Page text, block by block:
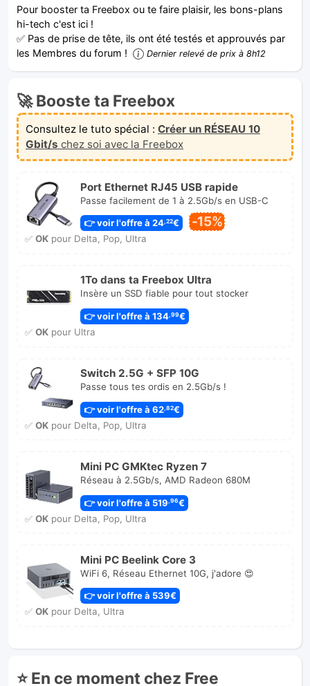
Pour booster ta Freebox ou te faire plaisir, les bons-plans
hi-tech c'est ici !
✅ Pas de prise de tête, ils ont été testés et approuvés par
les Membres du forum !
Dernier relevé de prix à 8h12
🚀 Booste ta Freebox
Consultez le tuto spécial : Créer un RÉSEAU 10
Gbit/s chez soi avec la Freebox
Port Ethernet RJ45 USB rapide
Passe facilement de 1 à 2.5Gb/s en USB-C
👉 voir l'offre à 24 ,22€ -15%
✅ OKpour Delta, Pop, Ultra
1To dans ta Freebox Ultra
Insère un SSD fiable pour tout stocker
👉 voir l'offre à 134 ,99€
✅ OKpour Ultra
Switch 2.5G + SFP 10G
Passe tous tes ordis en 2.5Gb/s !
👉 voir l'offre à 62,82€
✅ OKpour Delta, Pop, Ultra
Mini PC GMKtec Ryzen 7
Réseau à 2.5Gb/s, AMD Radeon 680M
👉 voir l'offre à 519,96€
✅ OKpour Delta, Pop, Ultra
Mini PC Beelink Core 3
WiFi 6, Réseau Ethernet 10G, j'adore 😍
👉 voir l'offre à 539€
✅ OKpour Delta, Ultra
⭐ En ce moment chez Free